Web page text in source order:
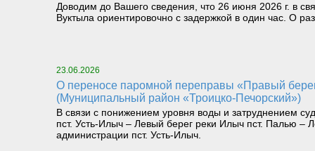
Доводим до Вашего сведения, что 26 июня 2026 г. в
Вуктыла ориентировочно с задержкой в один час. О
23.06.2026
О переносе паромной переправы «Правый берег реки Илыч пст. Усть-Илыч – Левый берег реки Илыч пст. Палью – Левый берег Печоры»
(Муниципальный район «Троицко-Печорский»)
В связи с понижением уровня воды и затруднением
пст. Усть-Илыч – Левый берег реки Илыч пст. Палью
администрации пст. Усть-Илыч.